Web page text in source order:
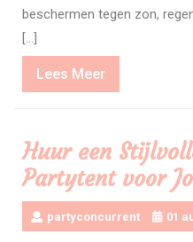
beschermen tegen zon,
[…]
Lees MeerLees
Meer
Huur een
Partytent voor
partyconcurrent 01